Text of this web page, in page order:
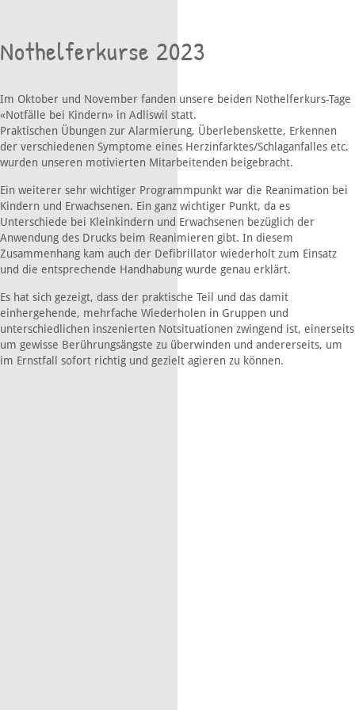
Nothelferkurse 2023
Im Oktober und November fanden unsere beiden Nothelferkurs-Tage
«Notfälle bei Kindern» in Adliswil statt.
Praktischen Übungen zur Alarmierung, Überlebenskette, Erkennen
der verschiedenen Symptome eines Herzinfarktes/Schlaganfalles etc.
wurden unseren motivierten Mitarbeitenden beigebracht.
Ein weiterer sehr wichtiger Programmpunkt war die Reanimation bei
Kindern und Erwachsenen. Ein ganz wichtiger Punkt, da es
Unterschiede bei Kleinkindern und Erwachsenen bezüglich der
Anwendung des Drucks beim Reanimieren gibt. In diesem
Zusammenhang kam auch der Defibrillator wiederholt zum Einsatz
und die entsprechende Handhabung wurde genau erklärt.
Es hat sich gezeigt, dass der praktische Teil und das damit
einhergehende, mehrfache Wiederholen in Gruppen und
unterschiedlichen inszenierten Notsituationen zwingend ist, einerseits
um gewisse Berührungsängste zu überwinden und andererseits, um
im Ernstfall sofort richtig und gezielt agieren zu können.